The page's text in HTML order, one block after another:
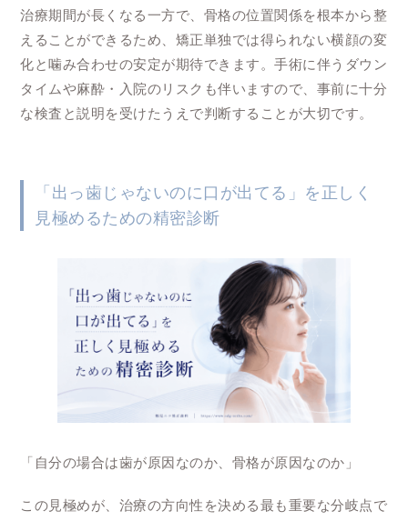
治療期間が長くなる一方で、骨格の位置関係を根本から整
えることができるため、矯正単独では得られない横顔の変
化と噛み合わせの安定が期待できます。手術に伴うダウン
タイムや麻酔・入院のリスクも伴いますので、事前に十分
な検査と説明を受けたうえで判断することが大切です。
「出っ歯じゃないのに口が出てる」を正しく
見極めるための精密診断
「自分の場合は歯が原因なのか、骨格が原因なのか」
この見極めが、治療の方向性を決める最も重要な分岐点で